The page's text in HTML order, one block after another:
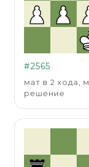
#2565
мат в 2 хода,
решение